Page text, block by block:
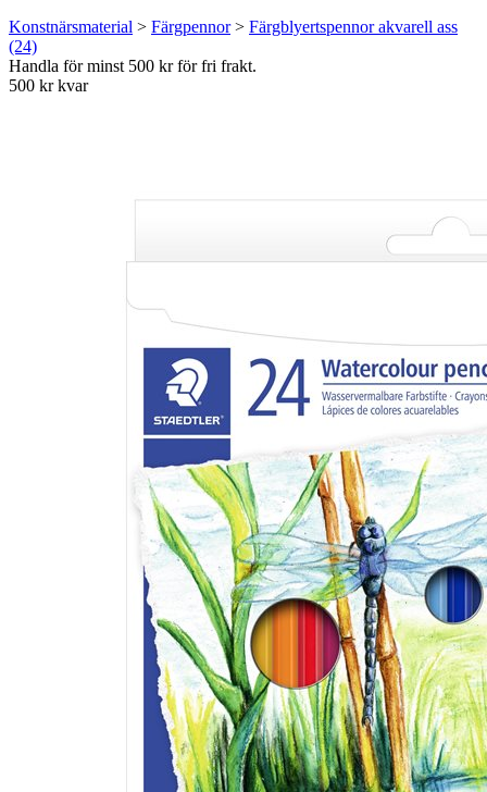
Konstnärsmaterial > Färgpennor> Färgblyertspennor akvarell ass
(24)
Handla för minst 500 kr för fri frakt.
500 kr kvar